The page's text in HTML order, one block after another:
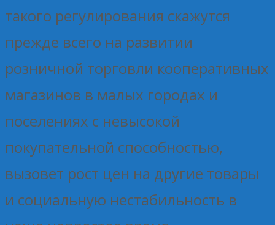
такого регулирования скажутся
прежде всего на развитии
розничной торговли кооперативных
магазинов в малых городах и
поселениях с невысокой
покупательной способностью,
вызовет рост цен на другие товары
и социальную нестабильность в